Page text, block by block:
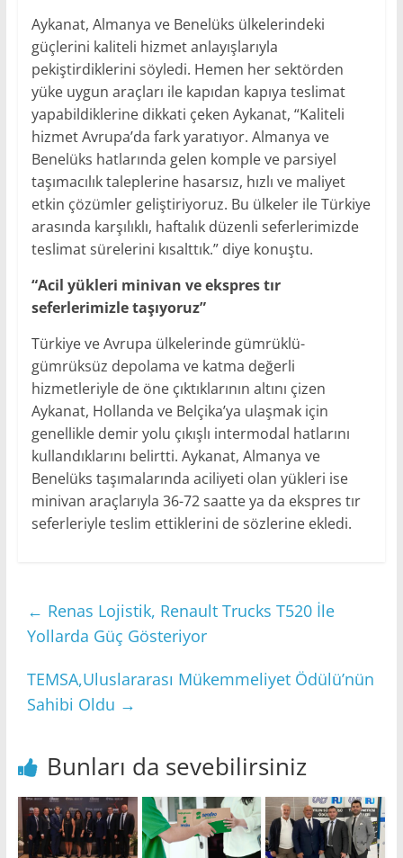
Aykanat, Almanya ve Benelüks ülkelerindeki
güçlerini kaliteli hizmet anlayışlarıyla
pekiştirdiklerini söyledi. Hemen her sektörden
yüke uygun araçları ile kapıdan kapıya teslimat
yapabildiklerine dikkati çeken Aykanat, “Kaliteli
hizmet Avrupa’da fark yaratıyor. Almanya ve
Benelüks hatlarında gelen komple ve parsiyel
taşımacılık taleplerine hasarsız, hızlı ve maliyet
etkin çözümler geliştiriyoruz. Bu ülkeler ile Türkiye
arasında karşılıklı, haftalık düzenli seferlerimizde
teslimat sürelerini kısalttık.” diye konuştu.
“Acil yükleri minivan ve ekspres tır
seferlerimizle taşıyoruz”
Türkiye ve Avrupa ülkelerinde gümrüklü-
gümrüksüz depolama ve katma değerli
hizmetleriyle de öne çıktıklarının altını çizen
Aykanat, Hollanda ve Belçika’ya ulaşmak için
genellikle demir yolu çıkışlı intermodal hatlarını
kullandıklarını belirtti. Aykanat, Almanya ve
Benelüks taşımalarında aciliyeti olan yükleri ise
minivan araçlarıyla 36-72 saatte ya da ekspres tır
seferleriyle teslim ettiklerini de sözlerine ekledi.
← Renas Lojistik, Renault Trucks T520 İle
Yollarda Güç Gösteriyor
TEMSA,Uluslararası Mükemmeliyet Ödülü’nün
Sahibi Oldu →
Bunları da sevebilirsiniz